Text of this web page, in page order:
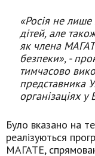
«Росія не
дітей, але
як члена
безпеки», -
тимчасово
представника
організаціях
Було вказано на
реалізуються
МАГАТЕ,